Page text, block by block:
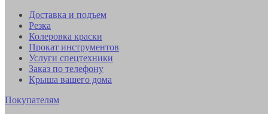
Доставка и подъем
Резка
Колеровка краски
Прокат инструментов
Услуги спецтехники
Заказ по телефону
Крыша вашего дома
Покупателям